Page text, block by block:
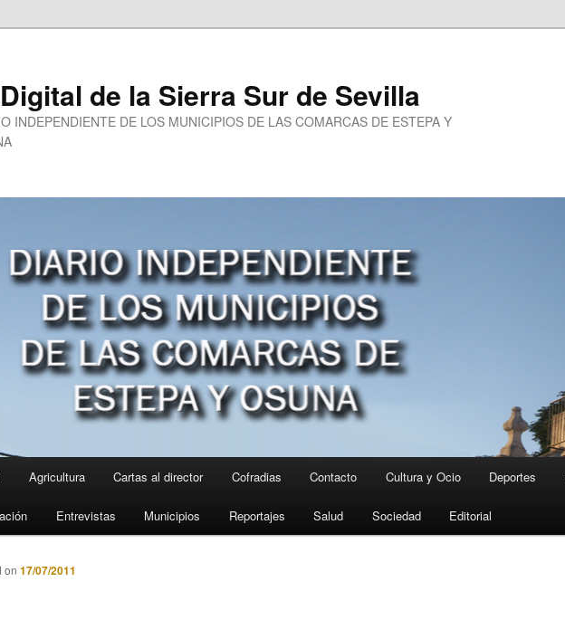
de la Sierra Sur de Sevilla
INDEPENDIENTE DE LOS MUNICIPIOS DE LAS COMARCAS DE ESTEPA Y
Agricultura Cartas al director Cofradias Contacto Cultura y Ocio Deportes
Entrevistas Municipios Reportajes Salud Sociedad Editorial
on 17/07/2011